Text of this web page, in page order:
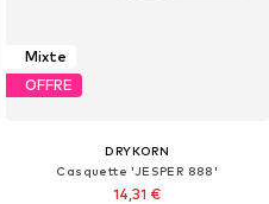
Mixte
OFFRE
DRYKORN
Casquette 'JESPER 888'
14,31 €